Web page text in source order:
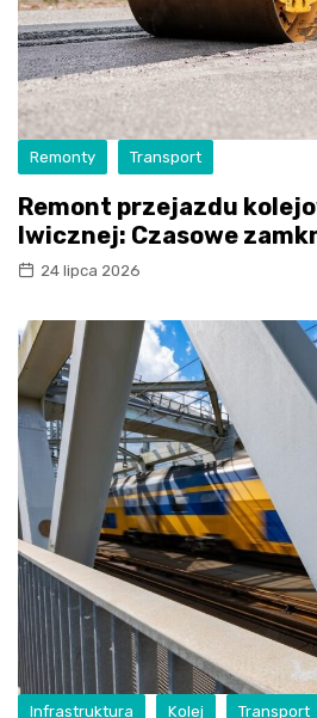
Remonty Transport
Remont przejazdu
Iwicznej: Czasowe
24 lipca 2026
Infrastruktura Kolej Transport